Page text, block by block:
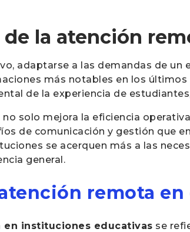
la atención
adaptarse a las demandas de
más notables en los últimos
de la experiencia de
no solo mejora la eficiencia
de comunicación y gestión que
se acerquen más a las
general.
remota
en instituciones educativas se